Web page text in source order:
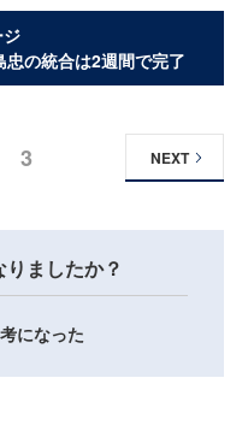
の統合は2週間で完了
3 NEXT
ましたか？
になった